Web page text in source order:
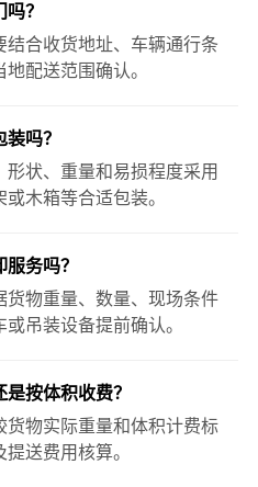
？
结合收货地址、车辆通行条
配送范围确认。
吗？
形状、重量和易损程度采用
木箱等合适包装。
务吗？
货物重量、数量、现场条件
吊装设备提前确认。
按体积收费？
货物实际重量和体积计费标
送费用核算。